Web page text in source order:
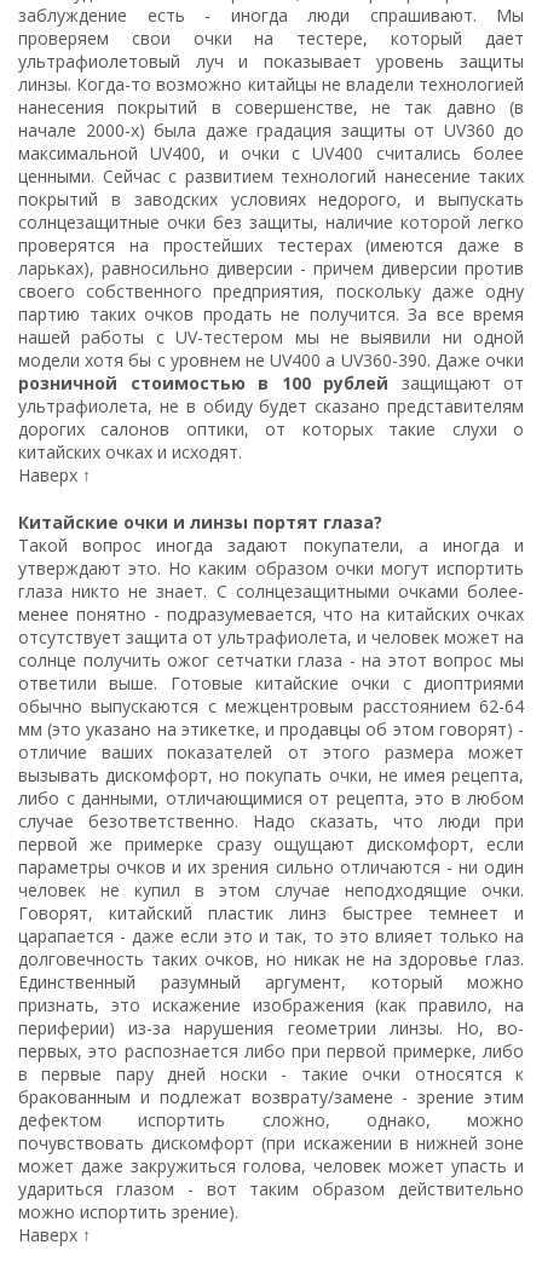
заблуждение есть - иногда люди спрашивают. Мы
проверяем свои очки на тестере, который дает
ультрафиолетовый луч и показывает уровень защиты
линзы. Когда-то возможно китайцы не владели технологией
нанесения покрытий в совершенстве, не так давно (в
начале 2000-х) была даже градация защиты от UV360 до
максимальной UV400, и очки с UV400 считались более
ценными. Сейчас с развитием технологий нанесение таких
покрытий в заводских условиях недорого, и выпускать
солнцезащитные очки без защиты, наличие которой легко
проверятся на простейших тестерах (имеются даже в
ларьках), равносильно диверсии - причем диверсии против
своего собственного предприятия, поскольку даже одну
партию таких очков продать не получится. За все время
нашей работы с UV-тестером мы не выявили ни одной
модели хотя бы с уровнем не UV400 а UV360-390. Даже очки
розничной стоимостью в 100 рублей защищают от
ультрафиолета, не в обиду будет сказано представителям
дорогих салонов оптики, от которых такие слухи о
китайских очках и исходят.
Наверх ↑
Китайские очки и линзы портят глаза?
Такой вопрос иногда задают покупатели, а иногда и
утверждают это. Но каким образом очки могут испортить
глаза никто не знает. С солнцезащитными очками более-
менее понятно - подразумевается, что на китайских очках
отсутствует защита от ультрафиолета, и человек может на
солнце получить ожог сетчатки глаза - на этот вопрос мы
ответили выше. Готовые китайские очки с диоптриями
обычно выпускаются с межцентровым расстоянием 62-64
мм (это указано на этикетке, и продавцы об этом говорят) -
отличие ваших показателей от этого размера может
вызывать дискомфорт, но покупать очки, не имея рецепта,
либо с данными, отличающимися от рецепта, это в любом
случае безответственно. Надо сказать, что люди при
первой же примерке сразу ощущают дискомфорт, если
параметры очков и их зрения сильно отличаются - ни один
человек не купил в этом случае неподходящие очки.
Говорят, китайский пластик линз быстрее темнеет и
царапается - даже если это и так, то это влияет только на
долговечность таких очков, но никак не на здоровье глаз.
Единственный разумный аргумент, который можно
признать, это искажение изображения (как правило, на
периферии) из-за нарушения геометрии линзы. Но, во-
первых, это распознается либо при первой примерке, либо
в первые пару дней носки - такие очки относятся к
бракованным и подлежат возврату/замене - зрение этим
дефектом испортить сложно, однако, можно
почувствовать дискомфорт (при искажении в нижней зоне
может даже закружиться голова, человек может упасть и
удариться глазом - вот таким образом действительно
можно испортить зрение).
Наверх ↑